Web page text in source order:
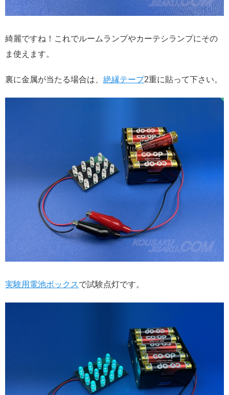
綺麗ですね！これでルームランプやカーテシランプにその
ま使えます。
裏に金属が当たる場合は、 絶縁テープ2重に貼って下さい。
実験用電池ボックスで試験点灯です。